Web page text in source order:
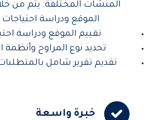
المنشآت المختلفة. يتم من
الموقع ودراسة
تقييم الموقع ودراسة
تحديد نوع المراوح وأنظمة
تقديم تقرير شامل
خبرة واسعة